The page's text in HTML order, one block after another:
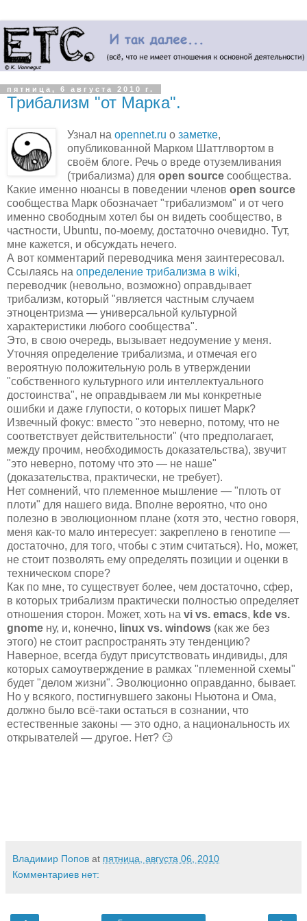
пятница, 6 августа 2010 г.
Трибализм "от Марка".
Узнал на opennet.ru о заметке,
опубликованной Марком Шаттлвортом в
своём блоге. Речь о вреде отуземливания
(трибализма) для open sourceсообщества.
Какие именно нюансы в поведении членов open source
сообщества Марк обозначает "трибализмом" и от чего
именно свободным хотел бы он видеть сообщество, в
частности, Ubuntu, по-моему, достаточно очевидно. Тут,
мне кажется, и обсуждать нечего.
А вот комментарий переводчика меня заинтересовал.
Ссылаясь на определение трибализма в wiki,
переводчик (невольно, возможно) оправдывает
трибализм, который "является частным случаем
этноцентризма — универсальной культурной
характеристики любого сообщества".
Это, в свою очередь, вызывает недоумение у меня.
Уточняя определение трибализма, и отмечая его
вероятную положительную роль в утверждении
"собственного культурного или интеллектуального
достоинства", не оправдываем ли мы конкретные
ошибки и даже глупости, о которых пишет Марк?
Извечный фокус: вместо "это неверно, потому, что не
соответствует действительности" (что предполагает,
между прочим, необходимость доказательства), звучит
"это неверно, потому что это — не наше"
(доказательства, практически, не требует).
Нет сомнений, что племенное мышление — "плоть от
плоти" для нашего вида. Вполне вероятно, что оно
полезно в эволюционном плане (хотя это, честно говоря,
меня как-то мало интересует: закреплено в генотипе —
достаточно, для того, чтобы с этим считаться). Но, может,
не стоит позволять ему определять позиции и оценки в
техническом споре?
Как по мне, то существует более, чем достаточно, сфер,
в которых трибализм практически полностью определяет
отношения сторон. Может, хоть на vi vs. emacs, kde vs.
gnome ну, и, конечно, linux vs. windows (как же без
этого) не стоит распространять эту тенденцию?
Наверное, всегда будут присутствовать индивиды, для
которых самоутверждение в рамках "племенной схемы"
будет "делом жизни". Эволюционно оправданно, бывает.
Но у всякого, постигнувшего законы Ньютона и Ома,
должно было всё-таки остаться в сознании, что
естественные законы — это одно, а национальность их
открывателей — другое. Нет? 😏
Владимир Попов at пятница, августа 06, 2010
Комментариев нет: